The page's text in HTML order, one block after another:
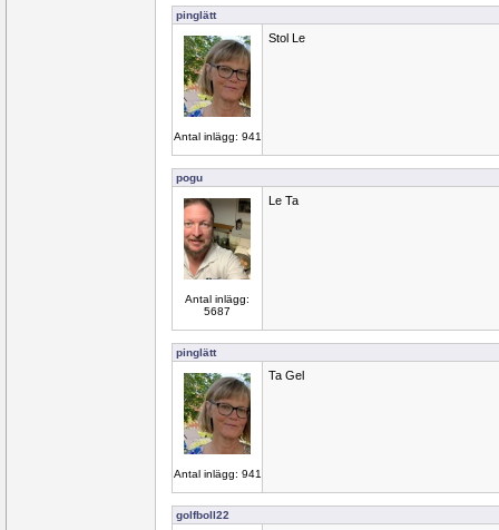
pinglätt
Antal inlägg: 941
Stol Le
pogu
Antal inlägg:
5687
Le Ta
pinglätt
Antal inlägg: 941
Ta Gel
golfboll22